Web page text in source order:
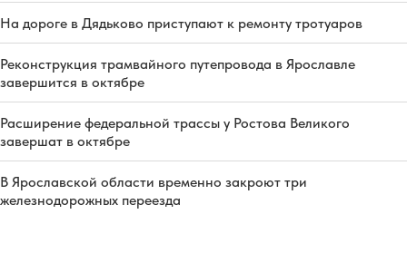
На дороге в Дядьково приступают к ремонту тротуаров
Реконструкция трамвайного путепровода в Ярославле
завершится в октябре
Расширение федеральной трассы у Ростова Великого
завершат в октябре
В Ярославской области временно закроют три
железнодорожных переезда